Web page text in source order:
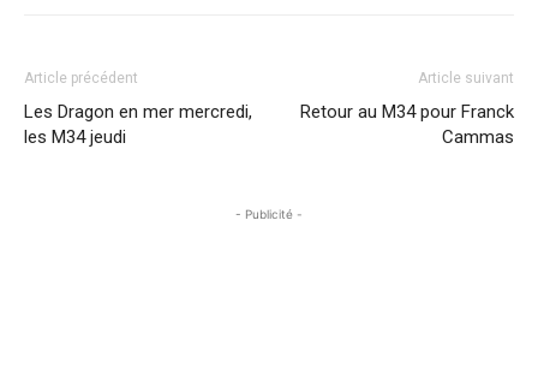
Article précédent
Les Dragon en mer mercredi,
les M34 jeudi
Article suivant
Retour au M34 pour Franck
Cammas
- Publicité -